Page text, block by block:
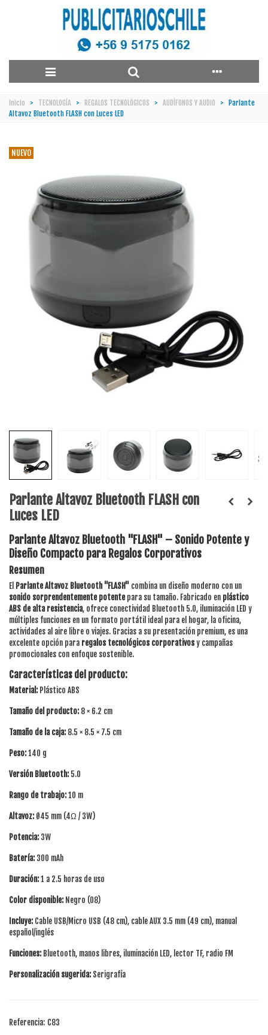
Inicio > TECNOLOGÍA > REGALOS TECNOLÓGICOS > AUDÍFONOS Y AUDIO > Parlante
Altavoz Bluetooth FLASH con Luces LED
NUEVO
Parlante Altavoz Bluetooth FLASH con
Luces LED
Parlante Altavoz Bluetooth "FLASH" – Sonido Potente y
Diseño Compacto para Regalos Corporativos
Resumen
El Parlante Altavoz Bluetooth "FLASH" combina un diseño moderno con un
sonido sorprendentemente potentepara su tamaño. Fabricado en plástico
ABS de alta resistencia, ofrece conectividad Bluetooth 5.0, iluminación LED y
múltiples funciones en un formato portátil ideal para el hogar, la oficina,
actividades al aire libre o viajes. Gracias a su presentación premium, es una
excelente opción para regalos tecnológicos corporativosy campañas
promocionales con enfoque sostenible.
Características del producto:
Material: Plástico ABS
Tamaño del producto: 8 × 6.2 cm
Tamaño de la caja: 8.5 × 8.5 × 7.5 cm
Peso:140 g
Versión Bluetooth: 5.0
Rango de trabajo:10 m
Altavoz: Ø45 mm (4Ω / 3W)
Potencia: 3W
Batería: 300 mAh
Duración:1 a 2.5 horas de uso
Color disponible: Negro (08)
Incluye: Cable USB/Micro USB (48 cm), cable AUX 3.5 mm (49 cm), manual
español/inglés
Funciones: Bluetooth, manos libres, iluminación LED, lector TF, radio FM
Personalización sugerida: Serigrafía
Referencia: C83